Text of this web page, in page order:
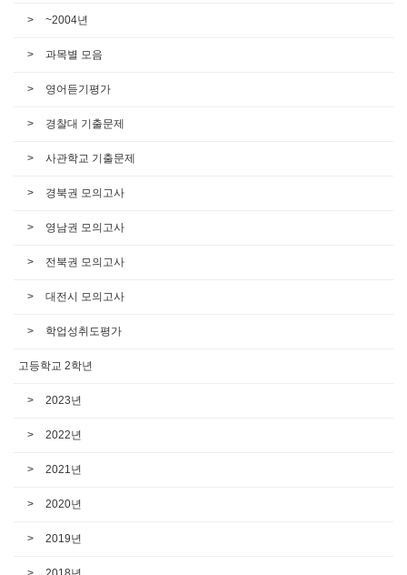
~2004년
과목별 모음
영어듣기평가
경찰대 기출문제
사관학교 기출문제
경북권 모의고사
영남권 모의고사
전북권 모의고사
대전시 모의고사
학업성취도평가
고등학교 2학년
2023년
2022년
2021년
2020년
2019년